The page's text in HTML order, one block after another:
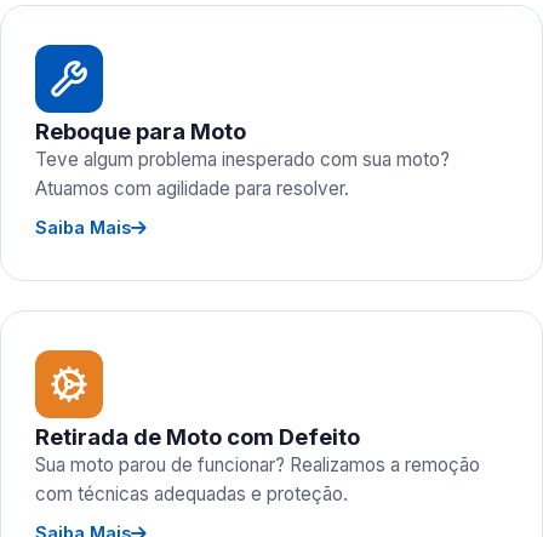
Reboque para Moto
Teve algum problema inesperado com sua moto?
Atuamos com agilidade para resolver.
Saiba Mais
Retirada de Moto com Defeito
Sua moto parou de funcionar? Realizamos a remoção
com técnicas adequadas e proteção.
Saiba Mais